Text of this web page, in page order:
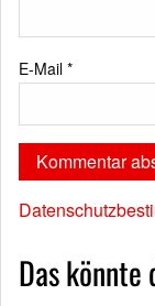
E-Mail *
Das